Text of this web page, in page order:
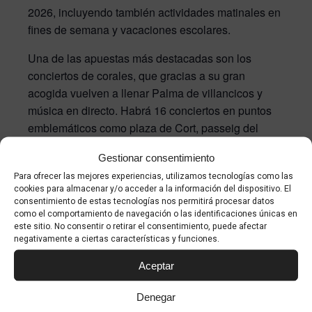
Gestionar consentimiento
Para ofrecer las mejores experiencias, utilizamos tecnologías como las
cookies para almacenar y/o acceder a la información del dispositivo. El
consentimiento de estas tecnologías nos permitirá procesar datos
como el comportamiento de navegación o las identificaciones únicas en
este sitio. No consentir o retirar el consentimiento, puede afectar
negativamente a ciertas características y funciones.
Aceptar
Denegar
2026, incluyendo también actividades matinales en
fines de semana y vacaciones escolares.
Una de las apuestas más destacadas son los
conciertos de corales, que gracias a su gran
acogida vuelven a llenar Palma de villancicos y
música en directo. Habrá 16 conciertos en puntos
emblemáticos como plaza de Cort, passeig del
S’Hort del Rei, Can Pastilla y Son Ferriol. El
primero tendrá lugar este viernes, de 18.30 a 20.30
horas, con los coros Vermells de la Seu y Palma
Gospel Singers.
También se realizarán actividades itinerantes como
charangas, elfos y pajes reales, así como
flashmobs en calles y barrios como Blanquerna,
Nuredduna, Sant Miquel, Bonaire, Jaume III, La